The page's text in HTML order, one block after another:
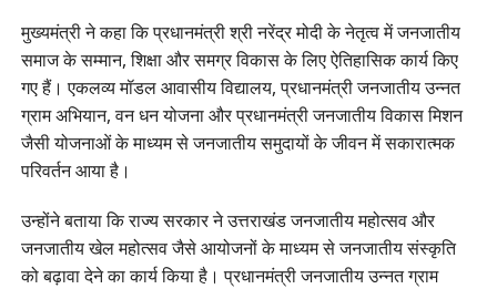
मुख्यमंत्री ने कहा कि प्रधानमंत्री श्री नरेंद्र मोदी के नेतृत्व में जनजातीय
समाज के सम्मान, शिक्षा और समग्र विकास के लिए ऐतिहासिक कार्य किए
गए हैं। एकलव्य मॉडल आवासीय विद्यालय, प्रधानमंत्री जनजातीय उन्नत
ग्राम अभियान, वन धन योजना और प्रधानमंत्री जनजातीय विकास मिशन
जैसी योजनाओं के माध्यम से जनजातीय समुदायों के जीवन में सकारात्मक
परिवर्तन आया है।
उन्होंने बताया कि राज्य सरकार ने उत्तराखंड जनजातीय महोत्सव और
जनजातीय खेल महोत्सव जैसे आयोजनों के माध्यम से जनजातीय संस्कृति
को बढ़ावा देने का कार्य किया है। प्रधानमंत्री जनजातीय उन्नत ग्राम